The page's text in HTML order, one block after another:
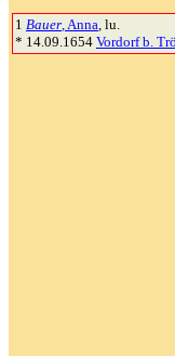
1 Bauer, Anna, lu.
* 14.09.1654 Vordorf b.